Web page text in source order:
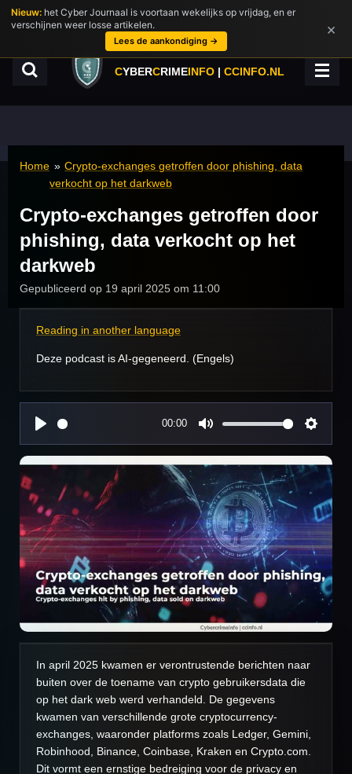
Ga
direct
hoofdinhoud
CYBERCRIMEINFO | CCINFO.NL
Home » Crypto-exchanges getroffen door phishing, data
verkocht op het darkweb
Crypto-exchanges getroffen door
phishing, data verkocht op het
darkweb
Gepubliceerd op 19 april 2025 om 11:00
Reading in another language
Deze podcast is AI-gegeneerd. (Engels)
l
00:00
u
e
t
i
n
g
s
In april 2025 kwamen er verontrustende berichten naar
buiten over de toename van crypto gebruikersdata die
op het dark web werd verhandeld. De gegevens
kwamen van verschillende grote cryptocurrency-
exchanges, waaronder platforms zoals Ledger, Gemini,
Robinhood, Binance, Coinbase, Kraken en Crypto.com.
Dit vormt een ernstige bedreiging voor de privacy en
Nieuw: het Cyber Journaal is voortaan wekelijks op vrijdag, en er
verschijnen weer losse artikelen.
Lees de aankondiging →
×